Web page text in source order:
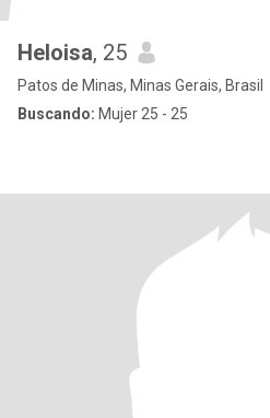
Heloisa, 25
Patos de Minas, Minas Gerais, Brasil
Buscando: Mujer 25 - 25